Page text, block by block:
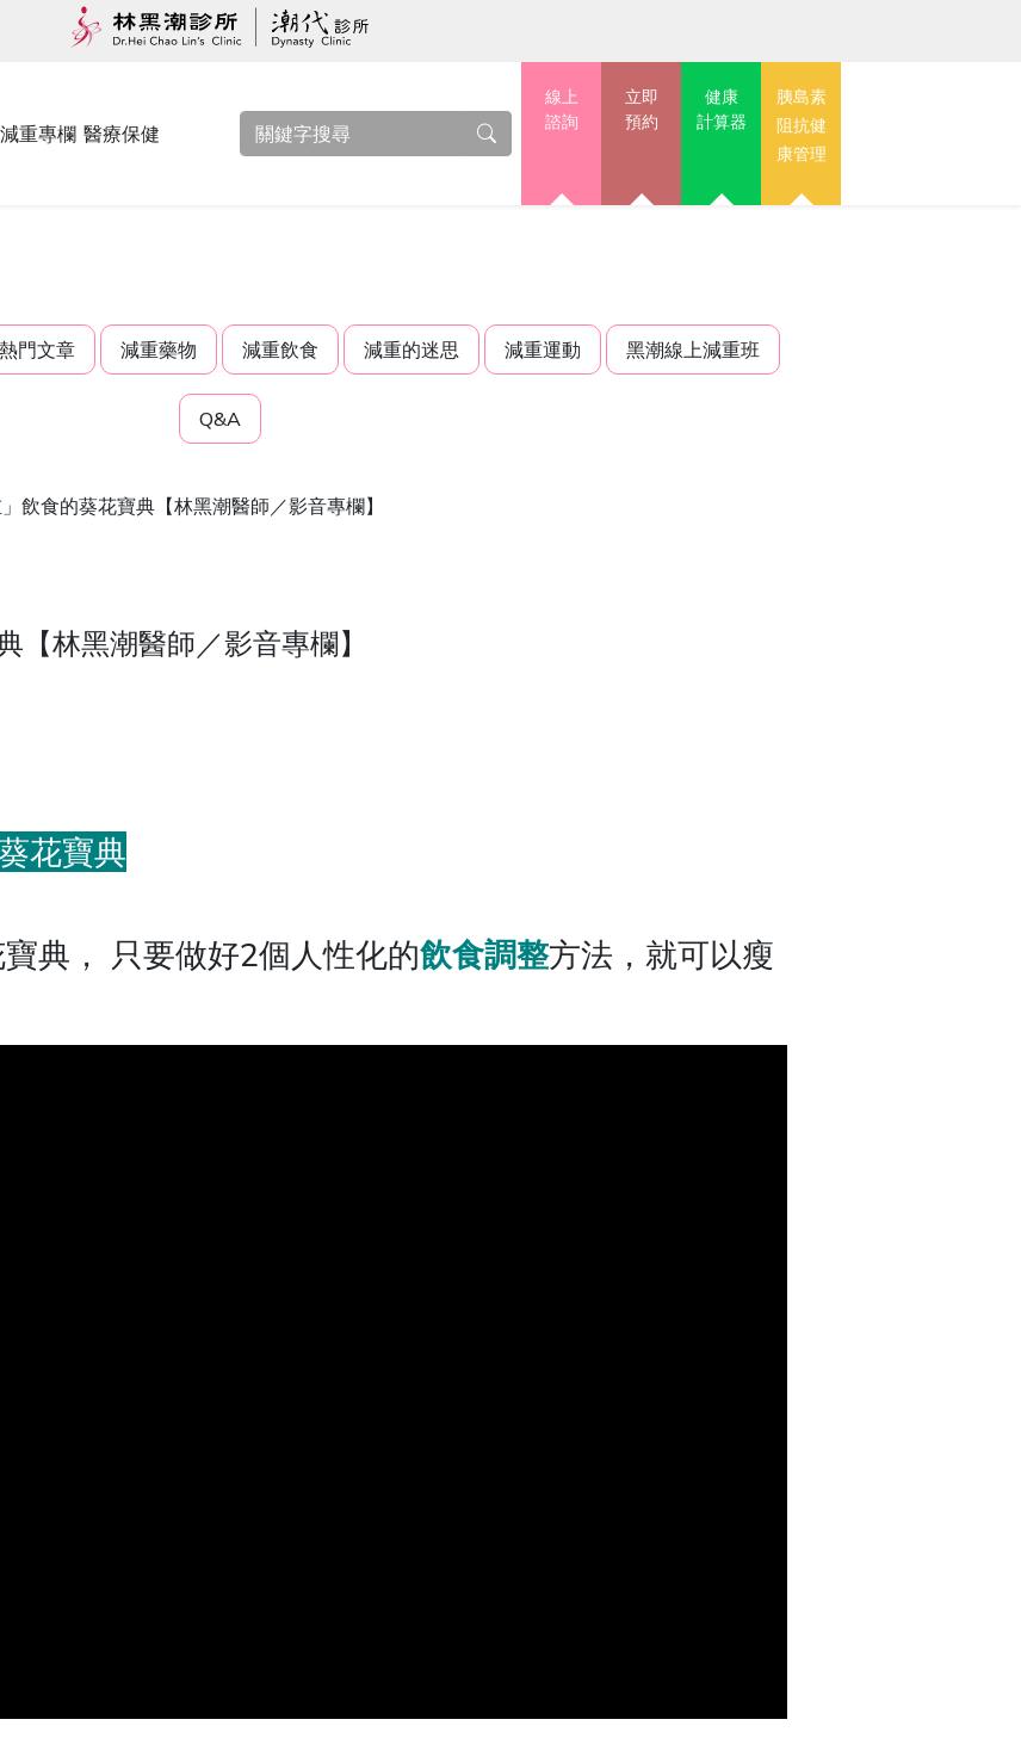
減重專欄 醫療保健
線上
諮詢
立即
預約
健康
計算器
胰島素
阻抗健
康管理
熱門文章 減重藥物 減重飲食 減重的迷思 減重運動 黑潮線上減重班
Q&A
」飲食的葵花寶典【林黑潮醫師／影音專欄】
【林黑潮醫師／影音專欄】
花寶典
寶典， 只要做好2個人性化的飲食調整方法，就可以瘦